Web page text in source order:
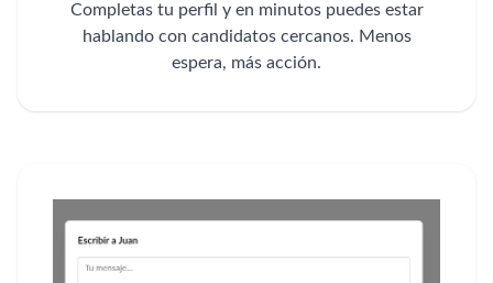
Completas tu perfil y en minutos puedes estar
hablando con candidatos cercanos. Menos
espera, más acción.